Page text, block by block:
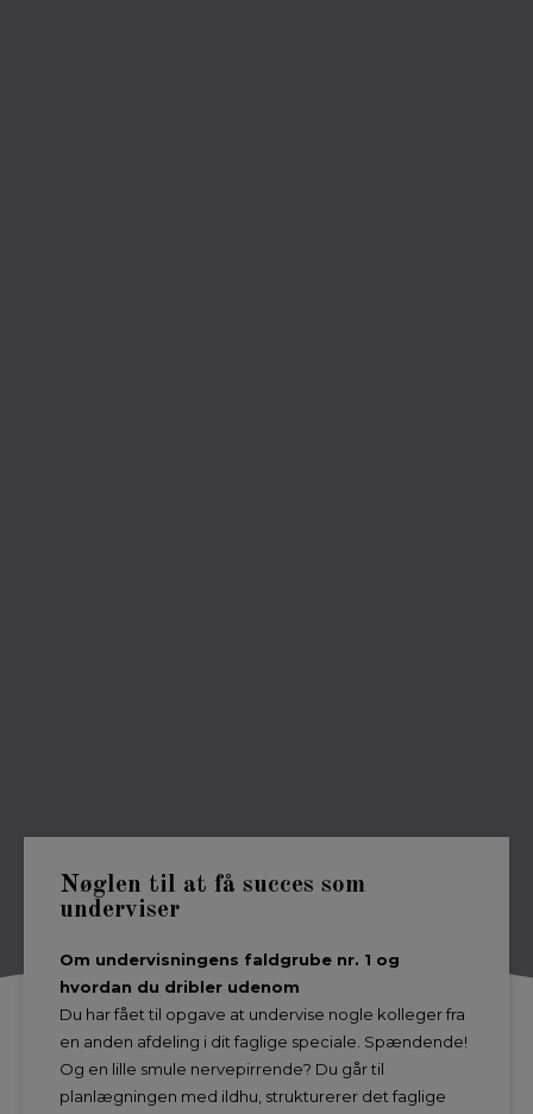
Nøglen til at få succes som
underviser
Om undervisningens faldgrube nr. 1 og
hvordan du dribler udenom
Du har fået til opgave at undervise nogle kolleger fra
en anden afdeling i dit faglige speciale. Spændende!
Og en lille smule nervepirrende? Du går til
planlægningen med ildhu, strukturerer det faglige